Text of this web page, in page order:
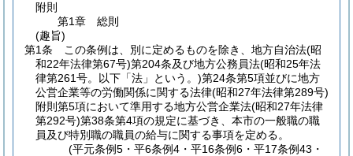
附則
第1章
総則
(趣旨)
第1条
この条例は、別に定めるものを除き、地方自治法(昭
和22年法律第67号)第204条及び地方公務員法(昭和25年法
律第261号。以下「法」という。)第24条第5項並びに地方
公営企業等の労働関係に関する法律(昭和27年法律第289号)
附則第5項において準用する地方公営企業法(昭和27年法律
第292号)第38条第4項の規定に基づき、本市の一般職の職
員及び特別職の職員の給与に関する事項を定める。
(平元条例5・平6条例4・平16条例6・平17条例43・